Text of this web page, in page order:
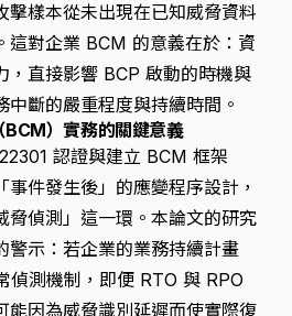
擊樣本從未出現在已知威脅資料
這對企業 BCM 的意義在於：資
，直接影響 BCP 啟動的時機與
中斷的嚴重程度與持續時間。
）實務的關鍵意義
認證與建立 BCM 框架
件發生後」的應變程序設計，
脅偵測」這一環。本論文的研究
警示：若企業的業務持續計畫
偵測機制，即便 RTO 與 RPO
能因為威脅識別延遲而使實際復